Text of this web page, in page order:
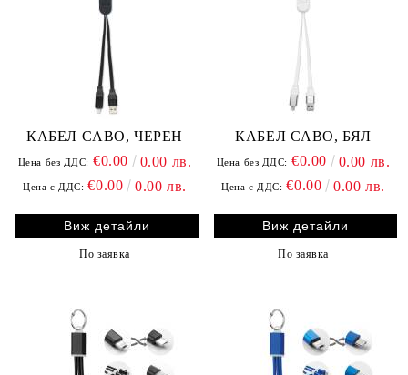
КАБЕЛ CABO, ЧЕРЕН
Цена без ДДС: €0.00 0.00 лв.
Цена с ДДС: €0.00 0.00 лв.
Виж детайли
По заявка
КАБЕЛ CABO, БЯЛ
Цена без ДДС: €0.00 0.00 лв.
Цена с ДДС: €0.00 0.00 лв.
Виж детайли
По заявка